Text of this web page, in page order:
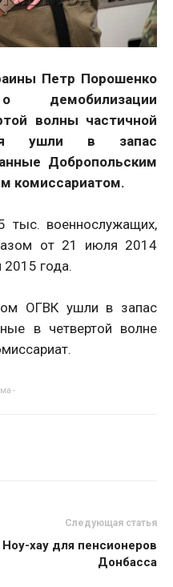
Петр Порошенко
волны частичной
ушли в запас
Добропольским
комиссариатом.
тыс. военнослужащих,
от 21 июля 2014
2015 года.
ОГВК ушли в запас
в четвертой волне
-
Следующая статья
Ноу-хау для пенсионеров
Донбасса